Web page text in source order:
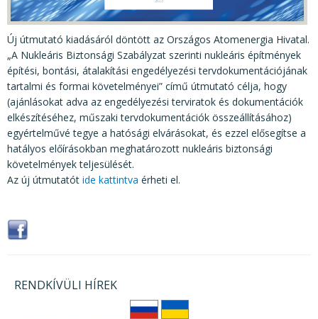
KIADVÁNYOK, JELENTÉSEK
NYOMTATVÁNYOK, SZOFTVEREK
E-ÜGYINTÉZÉS
Új útmutató kiadásáról döntött az Országos Atomenergia Hivatal.
„A Nukleáris Biztonsági Szabályzat szerinti nukleáris építmények
építési, bontási, átalakítási engedélyezési tervdokumentációjának
tartalmi és formai követelményei” című útmutató célja, hogy
(ajánlásokat adva az engedélyezési terviratok és dokumentációk
elkészítéséhez, műszaki tervdokumentációk összeállításához)
egyértelművé tegye a hatósági elvárásokat, és ezzel elősegítse a
hatályos előírásokban meghatározott nukleáris biztonsági
követelmények teljesülését.
Az új útmutatót ide kattintva érheti el.
RENDKÍVÜLI HÍREK